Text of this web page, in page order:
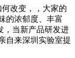
改变，，大家的
的浓郁度、丰富
，当新产品研发进
自来深圳实验室提